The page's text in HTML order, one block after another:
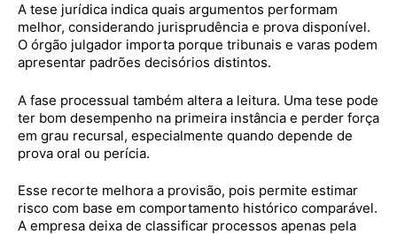
A tese jurídica indica quais argumentos performam
melhor, considerando jurisprudência e prova disponível.
O órgão julgador importa porque tribunais e varas podem
apresentar padrões decisórios distintos.
A fase processual também altera a leitura. Uma tese pode
ter bom desempenho na primeira instância e perder força
em grau recursal, especialmente quando depende de
prova oral ou perícia.
Esse recorte melhora a provisão, pois permite estimar
risco com base em comportamento histórico comparável.
A empresa deixa de classificar processos apenas pela